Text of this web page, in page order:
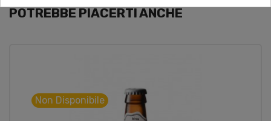
POTREBBE PIACERTI ANCHE
Non Disponibile